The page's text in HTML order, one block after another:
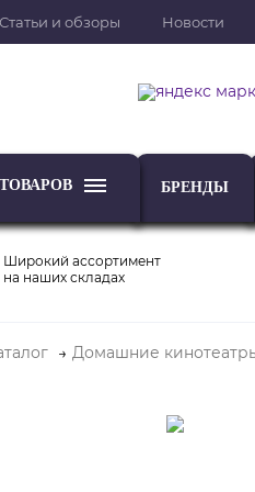
Статьи и обзоры Новости
БРЕНДЫ
Широкий ассортимент
на наших складах
Домашние